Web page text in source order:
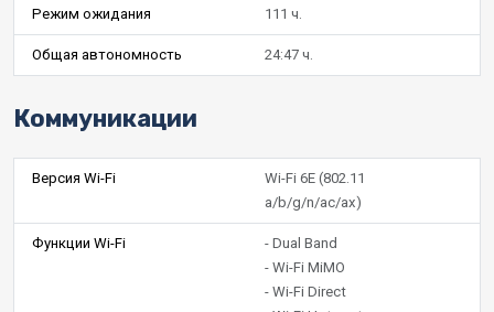
Режим ожидания 111 ч.
Общая автономность 24:47 ч.
Коммуникации
Версия Wi-Fi
Wi-Fi 6E (802.11
a/b/g/n/ac/ax)
Функции Wi-Fi
- Dual Band
- Wi-Fi MiMO
- Wi-Fi Direct